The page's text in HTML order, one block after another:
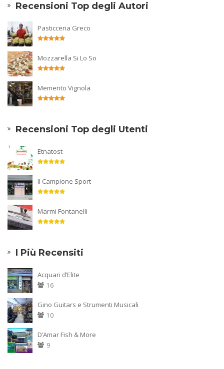
Recensioni Top degli Autori
Pasticceria Greco
Mozzarella Si Lo So
Memento Vignola
Recensioni Top degli Utenti
Etnatost
Il Campione Sport
Marmi Fontanelli
I Più Recensiti
Acquari d’Elite
16
Gino Guitars e Strumenti Musicali
10
D’Amar Fish & More
9